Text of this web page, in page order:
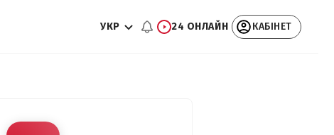
УКР 24 ОНЛАЙН КАБІНЕТ